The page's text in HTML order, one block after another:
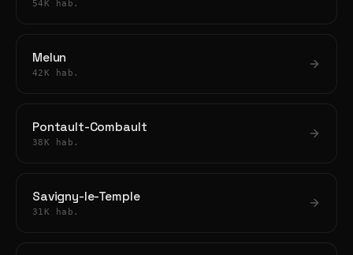
54K hab.
Melun
42K hab.
Pontault-Combault
38K hab.
Savigny-le-Temple
31K hab.